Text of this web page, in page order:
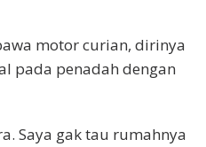
motor curian, dirinya
pada penadah dengan
Saya gak tau rumahnya